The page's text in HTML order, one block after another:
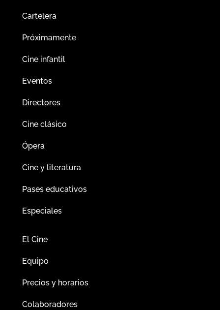
Cartelera
Próximamente
Cine infantil
Eventos
Directores
Cine clásico
Ópera
Cine y literatura
Pases educativos
Especiales
El Cine
Equipo
Precios y horarios
Colaboradores